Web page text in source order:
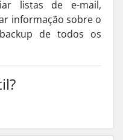
listas de e-mail,
informação sobre o
de todos os